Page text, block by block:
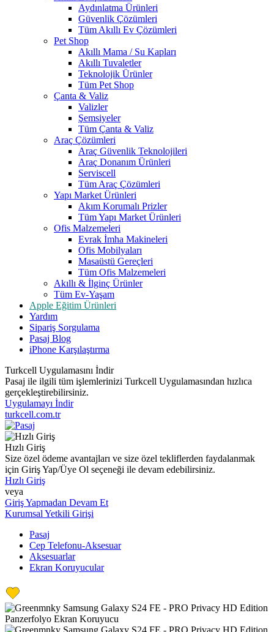
Aydınlatma Ürünleri
Güvenlik Çözümleri
Tüm Akıllı Ev Çözümleri
Pet Shop
Akıllı Mama / Su Kapları
Akıllı Tuvaletler
Teknolojik Ürünler
Tüm Pet Shop
Çanta & Valiz
Valizler
Şemsiyeler
Tüm Çanta & Valiz
Araç Çözümleri
Araç Güvenlik Teknolojileri
Araç Donanım Ürünleri
Serviscell
Tüm Araç Çözümleri
Yapı Market Ürünleri
Akım Korumalı Prizler
Tüm Yapı Market Ürünleri
Ofis Malzemeleri
Evrak İmha Makineleri
Ofis Mobilyaları
Masaüstü Gereçleri
Tüm Ofis Malzemeleri
Akıllı & İlginç Ürünler
Tüm Ev-Yaşam
Apple Eğitim Ürünleri
Yardım
Sipariş Sorgulama
Pasaj Blog
iPhone Karşılaştırma
Turkcell Uygulamasını İndir
Pasaj ile ilgili tüm işlemlerinizi Turkcell Uygulamasından hızlıca
gerçekleştirebilirsiniz.
Uygulamayı İndir
turkcell.com.tr
Hızlı Giriş
Size özel ödeme avantajları ve size özel tekliflerden faydalanmak
için Giriş Yap/Üye Ol seçeneği ile devam edebilirsiniz.
Hızlı Giriş
veya
Giriş Yapmadan Devam Et
Kurumsal Yetkili Girişi
Pasaj
Cep Telefonu-Aksesuar
Aksesuarlar
Ekran Koruyucular